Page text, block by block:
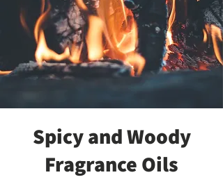
Spicy and Woody
Fragrance Oils